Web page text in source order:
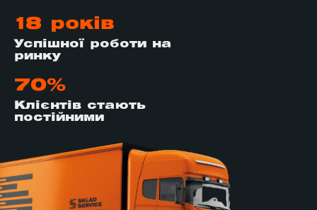
18 років
Успішної роботи на
ринку
70%
Клієнтів стають
постійними